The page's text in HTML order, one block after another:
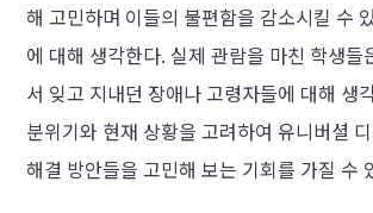
해 고민하며 이들의 불편함을 감소시킬 수
에 대해 생각한다. 실제 관람을 마친 학생들
서 잊고 지내던 장애나 고령자들에 대해 생
분위기와 현재 상황을 고려하여 유니버셜
해결 방안들을 고민해 보는 기회를 가질 수